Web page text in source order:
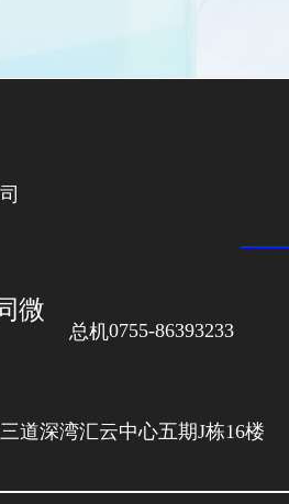
微
总机0755-86393233
道深湾汇云中心五期J栋16楼